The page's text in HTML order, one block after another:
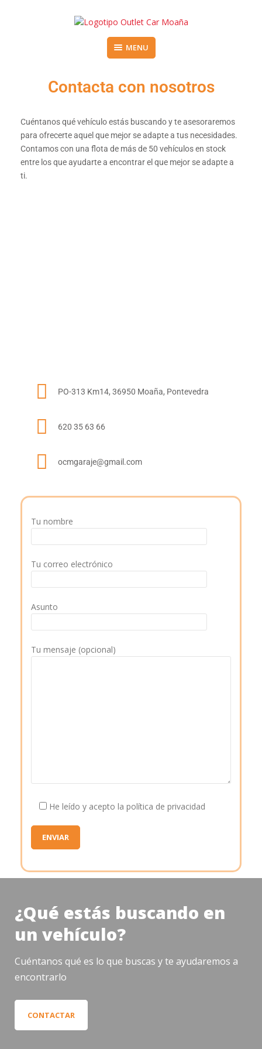
OUTLET CAR MOAÑA
Vehículos de segunda mano en el Morrazo
MENU
Contacta con nosotros
Cuéntanos qué vehículo estás buscando y te asesoraremos
para ofrecerte aquel que mejor se adapte a tus necesidades.
Contamos con una flota de más de 50 vehículos en stock
entre los que ayudarte a encontrar el que mejor se adapte a
ti.
PO-313 Km14, 36950 Moaña, Pontevedra
620 35 63 66
ocmgaraje@gmail.com
Tu nombre
Tu correo electrónico
Asunto
Tu mensaje (opcional)
He leído y acepto la política de privacidad
¿Qué estás buscando en
un vehículo?
Cuéntanos qué es lo que buscas y te ayudaremos a
encontrarlo
CONTACTAR